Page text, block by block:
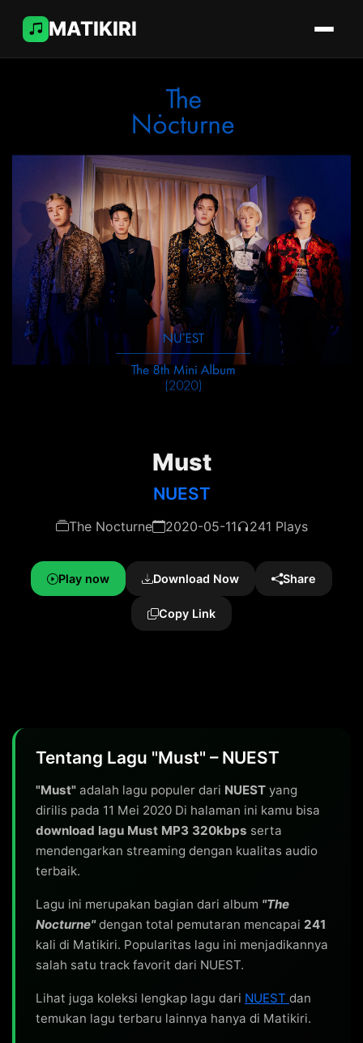
MATIKIRI
Must
NUEST
The Nocturne 2020-05-11 241 Plays
Play now Download Now Share
Copy Link
Tentang Lagu "Must" – NUEST
"Must" adalah lagu populer dari NUEST yang
dirilis pada 11 Mei 2020 Di halaman ini kamu bisa
download lagu Must MP3 320kbps serta
mendengarkan streaming dengan kualitas audio
terbaik.
Lagu ini merupakan bagian dari album "The
Nocturne"dengan total pemutaran mencapai 241
kali di Matikiri. Popularitas lagu ini menjadikannya
salah satu track favorit dari NUEST.
Lihat juga koleksi lengkap lagu dari NUEST dan
temukan lagu terbaru lainnya hanya di Matikiri.